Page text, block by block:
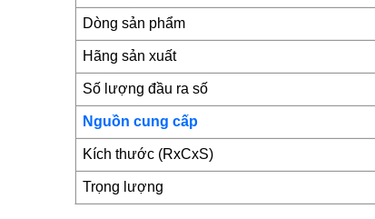
Dòng sản phẩm
Hãng sản xuất
Số lượng đầu ra số
Nguồn cung cấp
Kích thước (RxCxS)
Trọng lượng